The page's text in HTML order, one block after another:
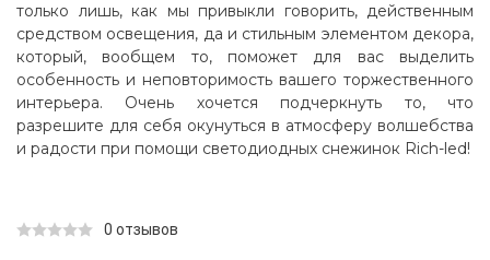
только лишь, как мы привыкли говорить, действенным
средством освещения, да и стильным элементом декора,
который, вообщем то, поможет для вас выделить
особенность и неповторимость вашего торжественного
интерьера. Очень хочется подчеркнуть то, что
разрешите для себя окунуться в атмосферу волшебства
и радости при помощи светодиодных снежинок Rich-led!
0 отзывов